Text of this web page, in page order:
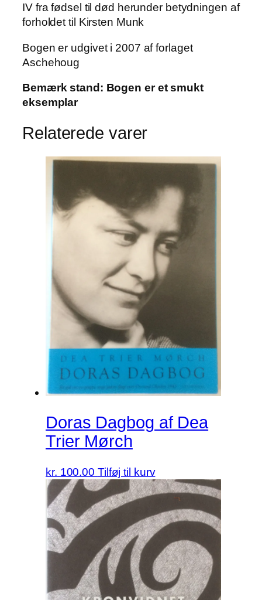
IV fra fødsel til død herunder betydningen af
forholdet til Kirsten Munk
Bogen er udgivet i 2007 af forlaget
Aschehoug
Bemærk stand: Bogen er et smukt
eksemplar
Relaterede varer
Doras Dagbog af Dea
Trier Mørch
kr. 100.00 Tilføj til kurv